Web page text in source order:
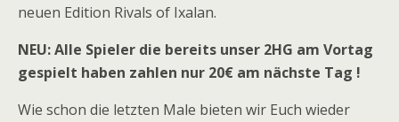
neuen Edition Rivals of Ixalan.
NEU: Alle Spieler die bereits unser 2HG am Vortag
gespielt haben zahlen nur 20€ am nächste Tag !
Wie schon die letzten Male bieten wir Euch wieder